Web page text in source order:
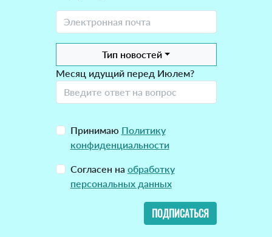
Тип новостей
Месяц идущий перед Июлем?
Принимаю Политику
конфиденциальности
Согласен на обработку
персональных данных
ПОДПИСАТЬСЯ